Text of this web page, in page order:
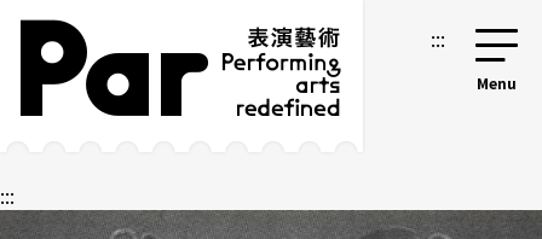
跳到主要內容區塊
網站導覽 :::
:::